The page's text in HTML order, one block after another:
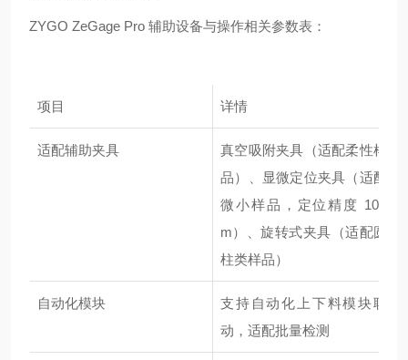
ZYGO ZeGage Pro 辅助设备与操作相关参数表：
项目 详情
适配辅助夹具
真空吸附夹具（适配柔性样
品）、显微定位夹具（适配
微小样品，定位精度 10μ
m）、旋转式夹具（适配圆
柱类样品）
自动化模块
支持自动化上下料模块联
动，适配批量检测